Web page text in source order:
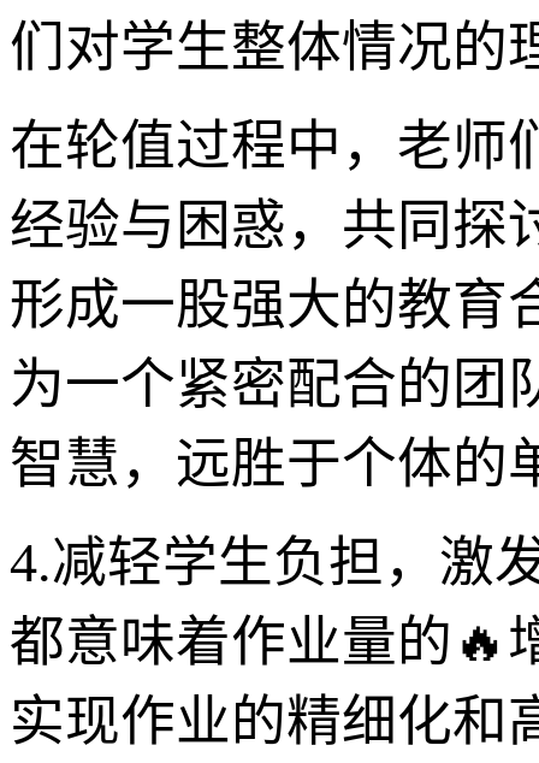
们对学生整体情况的
在轮值过程中，老师
经验与困惑，共同探
形成一股强大的教育
为一个紧密配合的团
智慧，远胜于个体的
4.减轻学生负担，激
都意味着作业量的🔥
实现作业的精细化和